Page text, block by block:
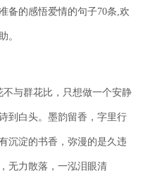
备的感悟爱情的句子70条,欢
。
与群花比，只想做一个安静
到白头。墨韵留香，字里行
沉淀的书香，弥漫的是久违
无力散落，一泓泪眼清